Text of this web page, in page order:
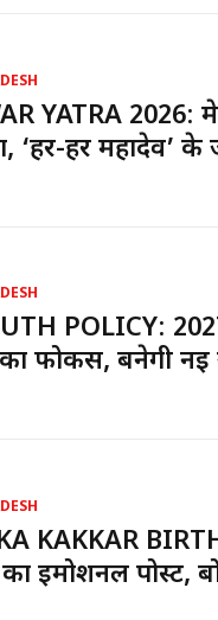
YATRA 2026:
‘हर-हर महादेव’
POLICY:
फोकस, बनेगी नई
KAKKAR
का इमोशनल पोस्ट,